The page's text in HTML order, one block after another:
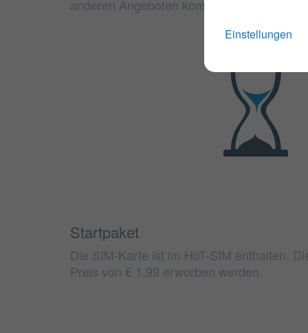
Einstellungen
anderen Angeboten kombinieren.
Startpaket
Die SIM-Karte ist im HoT-SIM enthalten.
Preis von € 1,99 erworben werden.